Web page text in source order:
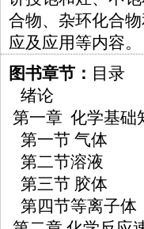
合物、杂环化合
应及应用等内容。
图书章节： 目录
绪论
第一章 化学基础
第一节 气体
第二节溶液
第三节 胶体
第四节等离子体